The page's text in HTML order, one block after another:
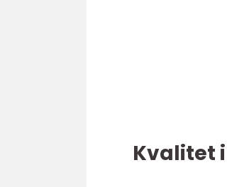
Kvalitet